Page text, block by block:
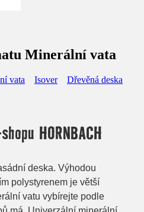
Minerální vata
vata Isover Dřevěná deska